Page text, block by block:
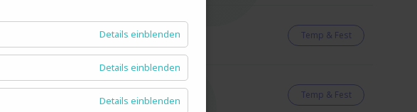
Temp & Fest
Temp & Fest
Details einblenden
Details einblenden
Details einblenden